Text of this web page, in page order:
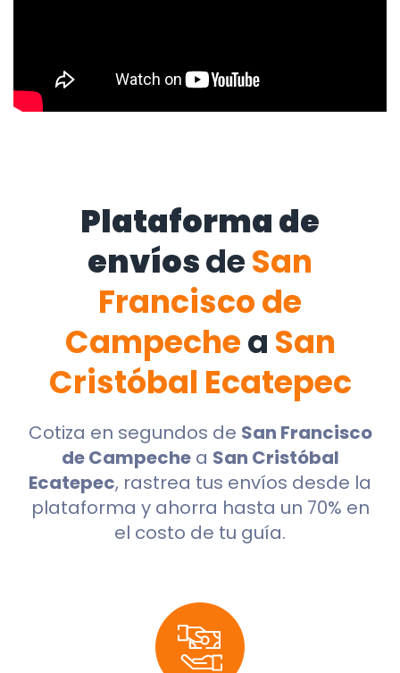
Plataforma de
envíosdeSan
Francisco de
Campechea San
Cristóbal Ecatepec
Cotiza en segundos de San Francisco
de Campechea San Cristóbal
Ecatepec, rastrea tus envíos desde la
plataforma y ahorra hasta un 70% en
el costo de tu guía.